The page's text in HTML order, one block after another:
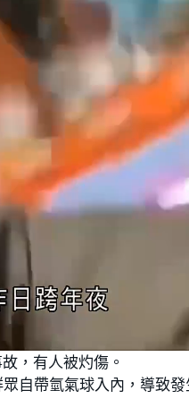
，有人被灼傷。
自帶氫氣球入內，導致